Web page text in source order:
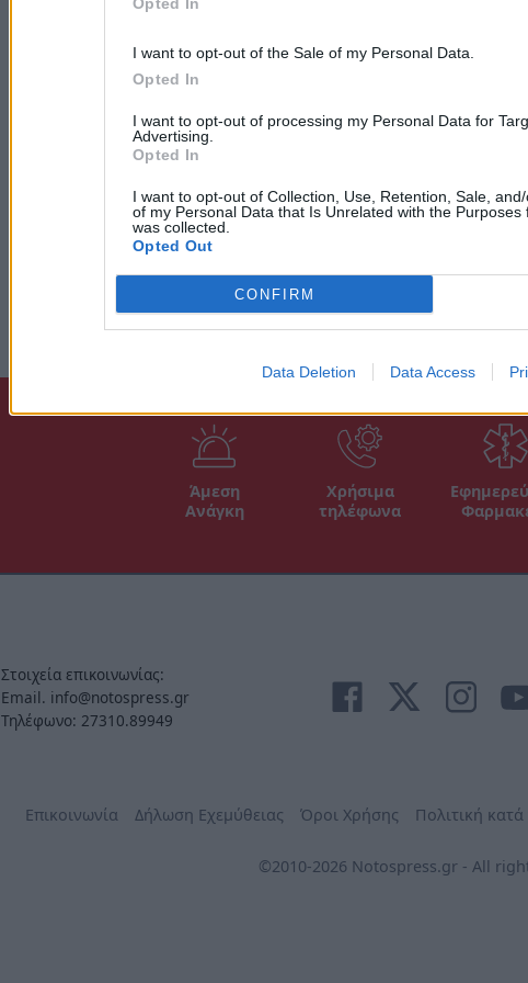
I want to opt-out of the Sale of my Personal Data.
Opted In
I want to opt-out of processing my Personal Data for
Advertising.
Opted In
I want to opt-out of Collection, Use, Retention, Sale,
of my Personal Data that Is Unrelated with the Purposes
was collected.
Opted Out
CONFIRM
Data Deletion Data Access
Άμεση
Ανάγκη
Χρήσιμα
τηλέφωνα
Στοιχεία επικοινωνίας:
Email. info@notospress.gr
Τηλέφωνο: 27310.89949
Επικοινωνία Δήλωση Εχεμύθειας Όροι Χρήσης Πολιτική
©2010-2026 Notospress.gr - All